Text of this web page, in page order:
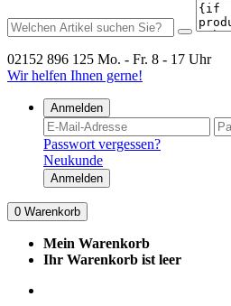
02152 896 125 Mo. - Fr. 8 - 17 Uhr
Wir helfen Ihnen gerne!
Anmelden
Passwort vergessen?
Neukunde
Anmelden
0 Warenkorb
Mein Warenkorb
Ihr Warenkorb ist leer